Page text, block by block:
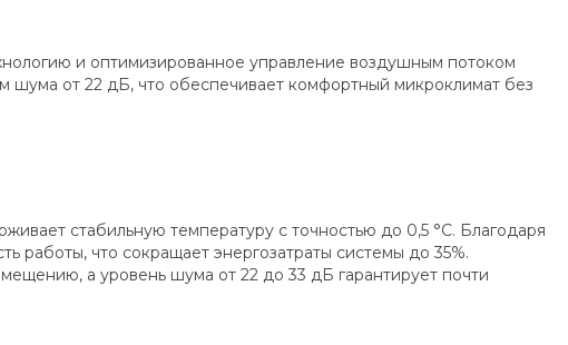
и оптимизированное управление воздушным потоком
от 22 дБ, что обеспечивает комфортный микроклимат без
стабильную температуру с точностью до 0,5 °C. Благодаря
работы, что сокращает энергозатраты системы до 35%.
а уровень шума от 22 до 33 дБ гарантирует почти